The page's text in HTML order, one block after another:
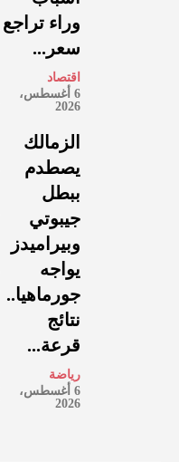
وراء تراجع
سعر...
اقتصاد
6 أغسطس،
2026
الزمالك
يصطدم
ببطل
جيبوتي
وبيراميدز
يواجه
جورماهيا..
نتائج
قرعة...
رياضة
6 أغسطس،
2026